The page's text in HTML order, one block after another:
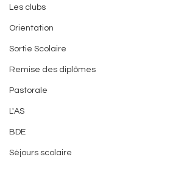
Les clubs
Orientation
Sortie Scolaire
Remise des diplômes
Pastorale
L'AS
BDE
Séjours scolaire